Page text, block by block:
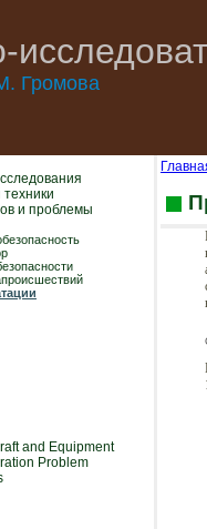
Громова
и проблемы
and Equipment
Problem